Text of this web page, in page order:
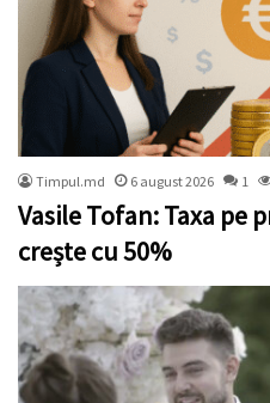
Timpul.md 6 august 2026 1
Vasile Tofan: Taxa pe
crește cu 50%